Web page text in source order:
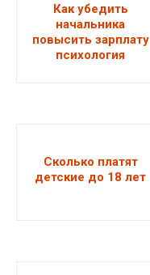
Как убедить
начальника
повысить зарплату
психология
Сколько платят
детские до 18 лет